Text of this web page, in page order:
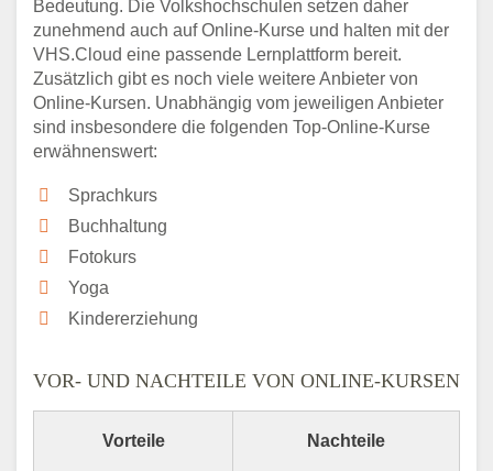
Bedeutung. Die Volkshochschulen setzen daher
zunehmend auch auf Online-Kurse und halten mit der
VHS.Cloud eine passende Lernplattform bereit.
Zusätzlich gibt es noch viele weitere Anbieter von
Online-Kursen. Unabhängig vom jeweiligen Anbieter
sind insbesondere die folgenden Top-Online-Kurse
erwähnenswert:
Sprachkurs
Buchhaltung
Fotokurs
Yoga
Kindererziehung
VOR- UND NACHTEILE VON ONLINE-KURSEN
Vorteile Nachteile